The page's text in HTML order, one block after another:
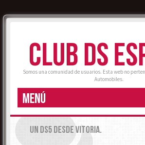
CLUB DS
Somos una comunidad de usuarios. Esta web no
Automobiles.
MENÚ
UN DS5 DESDE VITORIA.